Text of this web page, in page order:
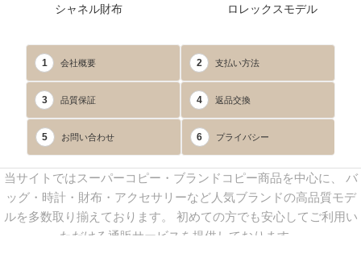
シャネル財布 ロレックスモデル
1 会社概要 2 支払い方法
3 品質保証 4 返品交換
5 お問い合わせ 6 プライバシー
当サイトではスーパーコピー・ブランドコピー商品を中心に、 バ
ッグ・時計・財布・アクセサリーなど人気ブランドの高品質モデ
ルを多数取り揃えております。 初めての方でも安心してご利用い
ただける通販サービスを提供しております。